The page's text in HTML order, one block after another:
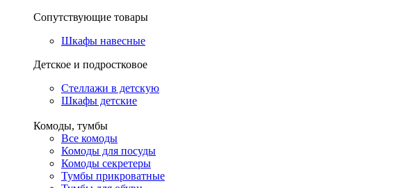
Сопутствующие товары
Шкафы навесные
Детское и подростковое
Стеллажи в детскую
Шкафы детские
Комоды, тумбы
Все комоды
Комоды для посуды
Комоды секретеры
Тумбы прикроватные